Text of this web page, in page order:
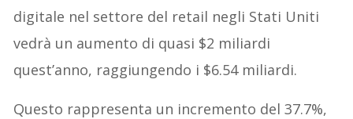
digitale nel settore del retail negli Stati Uniti
vedrà un aumento di quasi $2 miliardi
quest’anno, raggiungendo i $6.54 miliardi.
Questo rappresenta un incremento del 37.7%,